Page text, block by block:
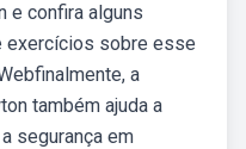
e confira alguns
exercícios sobre esse
a
também ajuda a
segurança em